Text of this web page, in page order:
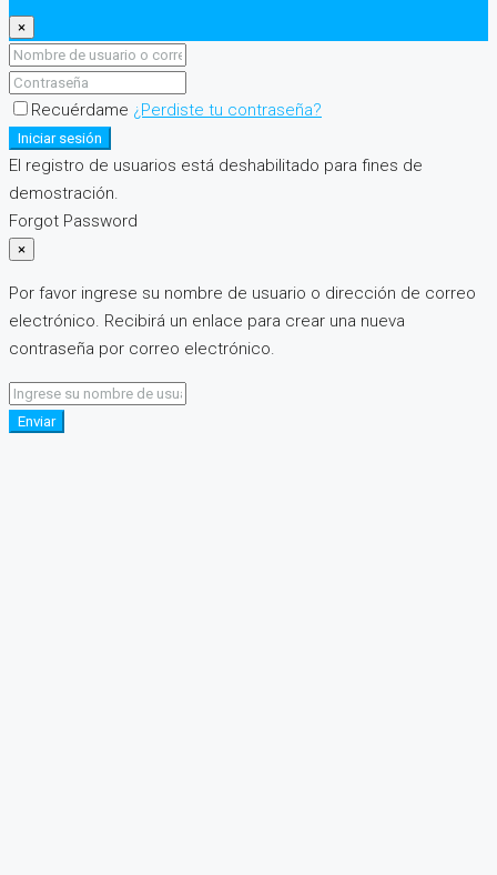
×
Recuérdame ¿Perdiste tu contraseña?
Iniciar sesión
El registro de usuarios está deshabilitado para fines de
demostración.
Forgot Password
×
Por favor ingrese su nombre de usuario o dirección de correo
electrónico. Recibirá un enlace para crear una nueva
contraseña por correo electrónico.
Enviar